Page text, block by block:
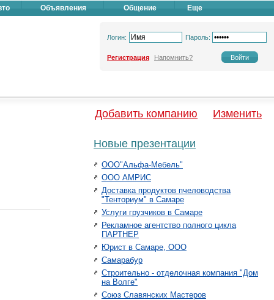
Объявления Общение Еще
Логин: Пароль:
Регистрация Напомнить?
Добавить компанию Изменить
Новые презентации
ООО"Альфа-Мебель"
ООО АМРИС
Доставка продуктов пчеловодства
"Тенториум" в Самаре
Услуги грузчиков в Самаре
Рекламное агентство полного цикла
ПАРТНЕР
Юрист в Самаре, ООО
Самарабур
Строительно - отделочная компания "Дом
на Волге"
Союз Славянских Мастеров